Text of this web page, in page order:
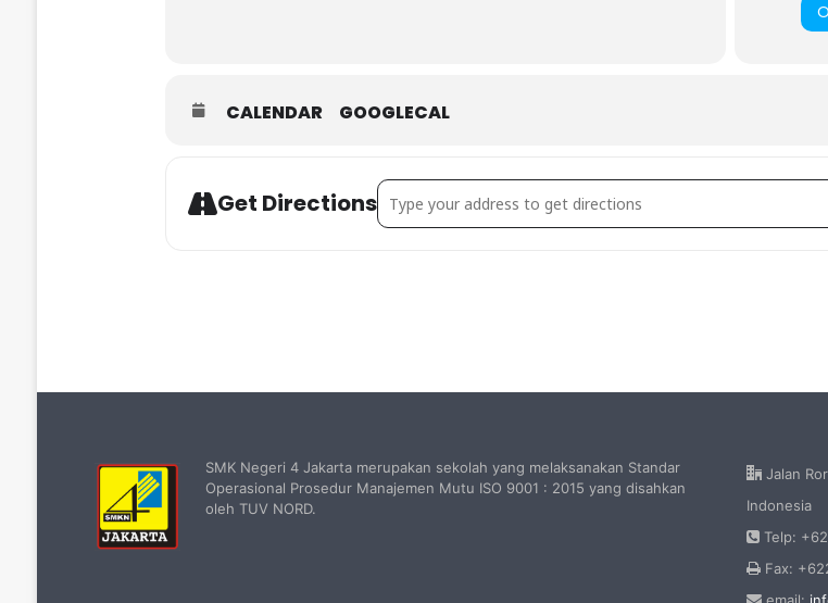
CALENDAR GOOGLECAL
Get DirectionsAddress - UKK Teknik Furnitur [zpM8T2IVT]
SMK Negeri 4 Jakarta merupakan sekolah yang melaksanakan Standar
Operasional Prosedur Manajemen Mutu ISO 9001 : 2015 yang disahkan
oleh TUV NORD.
Jalan
Indonesia
Telp:
Fax: